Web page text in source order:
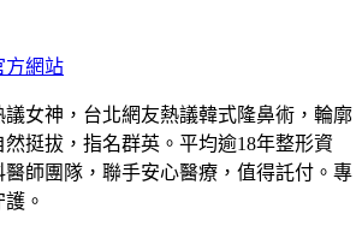
方網站
女神，台北網友熱議韓式隆鼻術，輪廓
挺拔，指名群英。平均逾18年整形資
師團隊，聯手安心醫療，值得託付。專
。